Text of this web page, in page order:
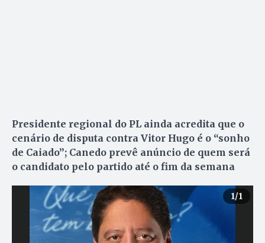
Presidente regional do PL ainda acredita que o
cenário de disputa contra Vitor Hugo é o “sonho
de Caiado”; Canedo prevê anúncio de quem será
o candidato pelo partido até o fim da semana
1/1